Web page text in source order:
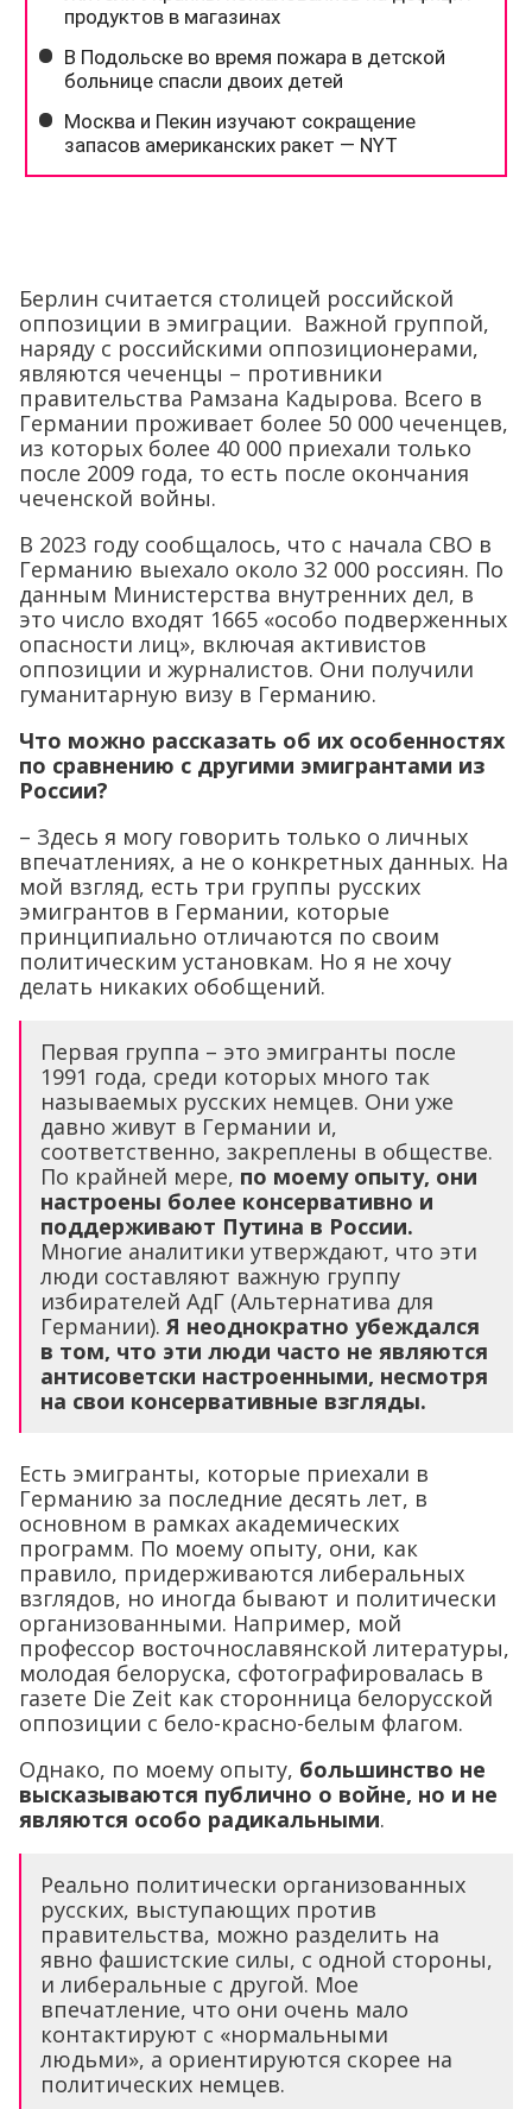
Берлин считается столицей российской
правительства Рамзана Кадырова. Всего в
Германии проживает более 50 000 чеченцев,
из которых более 40 000 приехали только
после 2009 года, то есть после окончания
чеченской войны.
В 2023 году сообщалось, что с начала СВО в
Германию выехало около 32 000 россиян. По
данным Министерства внутренних дел, в
это число входят 1665 «особо подверженных
опасности лиц», включая активистов
оппозиции и журналистов. Они получили
гуманитарную визу в Германию.
Что можно рассказать об их особенностях
по сравнению с другими эмигрантами из
России?
впечатлениях, а не о конкретных данных. На
мой взгляд, есть три группы русских
эмигрантов в Германии, которые
принципиально отличаются по своим
политическим установкам. Но я не хочу
делать никаких обобщений.
Первая группа – это эмигранты после
1991 года, среди которых много так
называемых русских немцев. Они уже
соответственно, закреплены в обществе.
По крайней мере, по моему опыту, они
настроены более консервативно и
поддерживают Путина в России.
Многие аналитики утверждают, что эти
люди составляют важную группу
избирателей АдГ (Альтернатива для
Германии). Я неоднократно убеждался
в том, что эти люди часто не являются
антисоветски настроенными, несмотря
на свои консервативные взгляды.
Есть эмигранты, которые приехали в
Германию за последние десять лет, в
основном в рамках академических
программ. По моему опыту, они, как
правило, придерживаются либеральных
взглядов, но иногда бывают и политически
организованными. Например, мой
профессор восточнославянской литературы,
молодая белоруска, сфотографировалась в
газете Die Zeit как сторонница белорусской
оппозиции с бело-красно-белым флагом.
Однако, по моему опыту,большинство не
высказываются публично о войне, но и не
являются особо радикальными.
Реально политически организованных
русских, выступающих против
правительства, можно разделить на
и либеральные с другой. Мое
впечатление, что они очень мало
контактируют с «нормальными
людьми», а ориентируются скорее на
политических немцев.
Как их воспринимают местные жители?